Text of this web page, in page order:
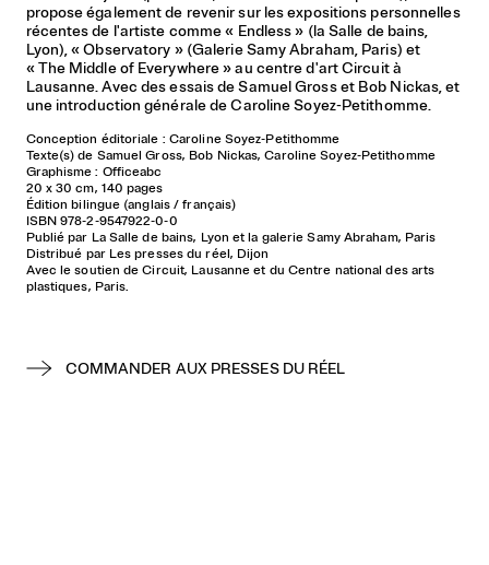
propose également de revenir sur les expositions personnelles
récentes de l'artiste comme « Endless » (la Salle de bains,
Lyon), « Observatory » (Galerie Samy Abraham, Paris) et
« The Middle of Everywhere » au centre d'art Circuit à
Lausanne. Avec des essais de Samuel Gross et Bob Nickas, et
une introduction générale de Caroline Soyez-Petithomme.
Conception éditoriale : Caroline Soyez-Petithomme
Texte(s) de Samuel Gross, Bob Nickas, Caroline Soyez-Petithomme
Graphisme : Officeabc
20 x 30 cm, 140 pages
Édition bilingue (anglais / français)
ISBN 978-2-9547922-0-0
Publié par La Salle de bains, Lyon et la galerie Samy Abraham, Paris
Distribué par Les presses du réel, Dijon
Avec le soutien de Circuit, Lausanne et du Centre national des arts
plastiques, Paris.
COMMANDER AUX PRESSES DU RÉEL